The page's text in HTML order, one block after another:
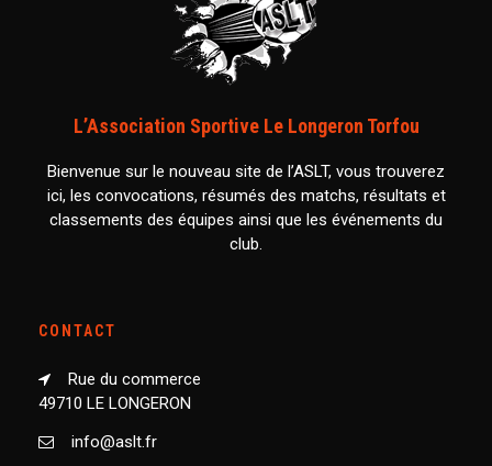
L’Association Sportive Le Longeron Torfou
Bienvenue sur le nouveau site de l’ASLT, vous trouverez
ici, les convocations, résumés des matchs, résultats et
classements des équipes ainsi que les événements du
club.
CONTACT
Rue du commerce
49710 LE LONGERON
info@aslt.fr